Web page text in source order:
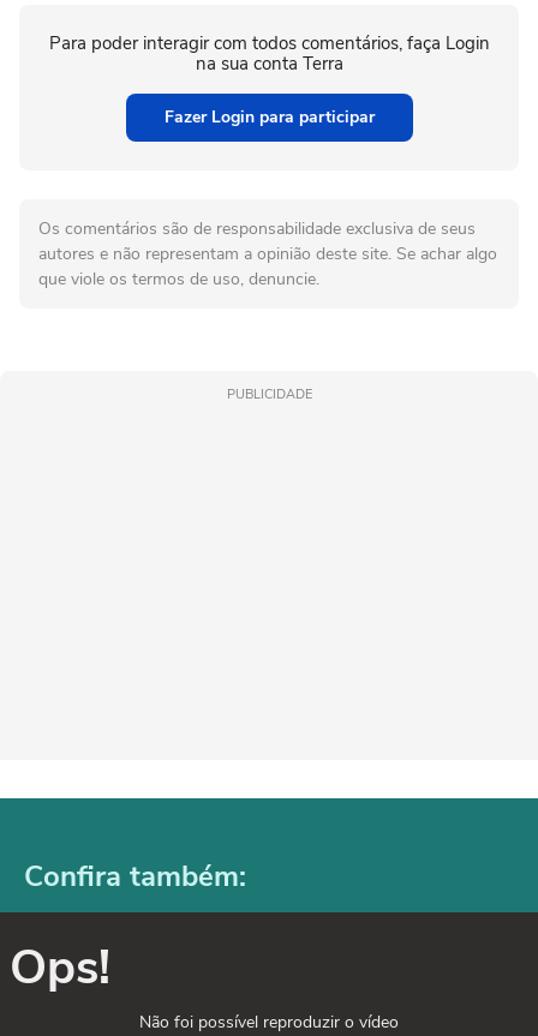
Para poder interagir com todos comentários, faça Login
na sua conta Terra
Fazer Login para participar
Os comentários são de responsabilidade exclusiva de seus
autores e não representam a opinião deste site. Se achar algo
que viole os termos de uso, denuncie.
PUBLICIDADE
Confira também:
Ops!
Não foi possível reproduzir o vídeo